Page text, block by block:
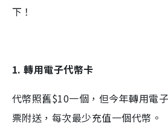
下！
1. 轉用電子代幣卡
代幣照舊$10一個，但今年轉用電
票附送，每次最少充值一個代幣。